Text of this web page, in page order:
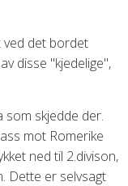
ved det bordet
disse "kjedelige",
som skjedde der.
mot Romerike
ned til 2.divison,
Dette er selvsagt